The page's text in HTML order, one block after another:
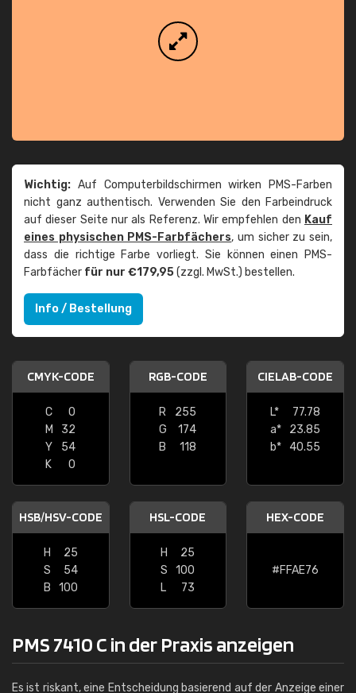
Wichtig: Auf Computerbildschirmen wirken PMS-Farben
nicht ganz authentisch. Verwenden Sie den Farbeindruck
auf dieser Seite nur als Referenz. Wir empfehlen den Kauf
eines physischen PMS-Farbfächers, um sicher zu sein,
dass die richtige Farbe vorliegt. Sie können einen PMS-
Farbfächer für nur €179,95(zzgl. MwSt.) bestellen.
Info / Bestellung
CMYK-CODE
C
0
M
32
Y
54
K
0
RGB-CODE
R
255
G
174
B
118
CIELAB-CODE
L*
77.78
a*
23.85
b*
40.55
HSB/HSV-CODE
H
25
S
54
B
100
HSL-CODE
H
25
S
100
L
73
HEX-CODE
#FFAE76
PMS 7410 C in der Praxis anzeigen
Es ist riskant, eine Entscheidung basierend auf der Anzeige einer